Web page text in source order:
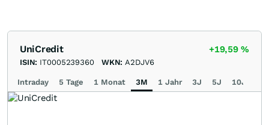
UniCredit +19,59%
ISIN: IT0005239360 WKN: A2DJV6
Intraday 5 Tage 1 Monat 3M 1 Jahr 3J 5J 10J